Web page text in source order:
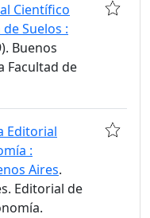
Científico
Suelos :
Buenos
Facultad de
Editorial
:
Aires.
Editorial de